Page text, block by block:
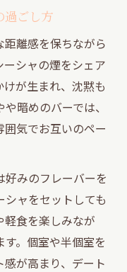
過ごし方
離感を保ちながら
シャの煙をシェア
が生まれ、沈黙も
暗めのバーでは、
気でお互いのペー
みのフレーバーを
ャをセットしても
軽食を楽しみなが
。個室や半個室を
が高まり、デート